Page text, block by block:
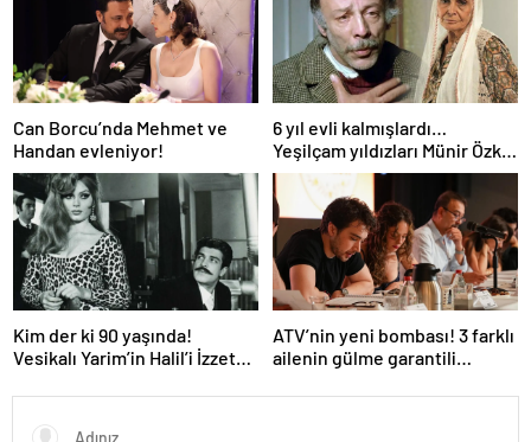
Can Borcu’nda Mehmet ve
Handan evleniyor!
6 yıl evli kalmışlardı…
Yeşilçam yıldızları Münir Özkul
ile Suna Selen’in kızları da
ünlü çıktı!
Kim der ki 90 yaşında!
Vesikalı Yarim’in Halil’i İzzet
oldu!
ATV’nin yeni bombası! 3 farklı
ailenin gülme garantili